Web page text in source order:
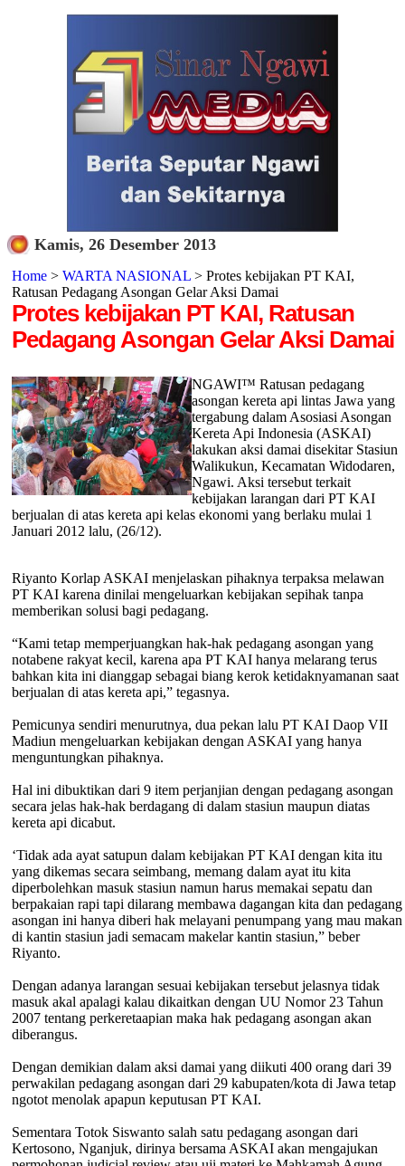
Kamis, 26 Desember 2013
Home> WARTA NASIONAL> Protes kebijakan PT KAI,
Ratusan Pedagang Asongan Gelar Aksi Damai
Protes kebijakan PT KAI, Ratusan
Pedagang Asongan Gelar Aksi Damai
NGAWI™ Ratusan pedagang
asongan kereta api lintas Jawa yang
tergabung dalam Asosiasi Asongan
Kereta Api Indonesia (ASKAI)
lakukan aksi damai disekitar Stasiun
Walikukun, Kecamatan Widodaren,
Ngawi. Aksi tersebut terkait
kebijakan larangan dari PT KAI
berjualan di atas kereta api kelas ekonomi yang berlaku mulai 1
Januari 2012 lalu, (26/12).
Riyanto Korlap ASKAI menjelaskan pihaknya terpaksa melawan
PT KAI karena dinilai mengeluarkan kebijakan sepihak tanpa
memberikan solusi bagi pedagang.
“Kami tetap memperjuangkan hak-hak pedagang asongan yang
notabene rakyat kecil, karena apa PT KAI hanya melarang terus
bahkan kita ini dianggap sebagai biang kerok ketidaknyamanan saat
berjualan di atas kereta api,” tegasnya.
Pemicunya sendiri menurutnya, dua pekan lalu PT KAI Daop VII
Madiun mengeluarkan kebijakan dengan ASKAI yang hanya
menguntungkan pihaknya.
Hal ini dibuktikan dari 9 item perjanjian dengan pedagang asongan
secara jelas hak-hak berdagang di dalam stasiun maupun diatas
kereta api dicabut.
‘Tidak ada ayat satupun dalam kebijakan PT KAI dengan kita itu
yang dikemas secara seimbang, memang dalam ayat itu kita
diperbolehkan masuk stasiun namun harus memakai sepatu dan
berpakaian rapi tapi dilarang membawa dagangan kita dan pedagang
asongan ini hanya diberi hak melayani penumpang yang mau makan
di kantin stasiun jadi semacam makelar kantin stasiun,” beber
Riyanto.
Dengan adanya larangan sesuai kebijakan tersebut jelasnya tidak
masuk akal apalagi kalau dikaitkan dengan UU Nomor 23 Tahun
2007 tentang perkeretaapian maka hak pedagang asongan akan
diberangus.
Dengan demikian dalam aksi damai yang diikuti 400 orang dari 39
perwakilan pedagang asongan dari 29 kabupaten/kota di Jawa tetap
ngotot menolak apapun keputusan PT KAI.
Sementara Totok Siswanto salah satu pedagang asongan dari
Kertosono, Nganjuk, dirinya bersama ASKAI akan mengajukan